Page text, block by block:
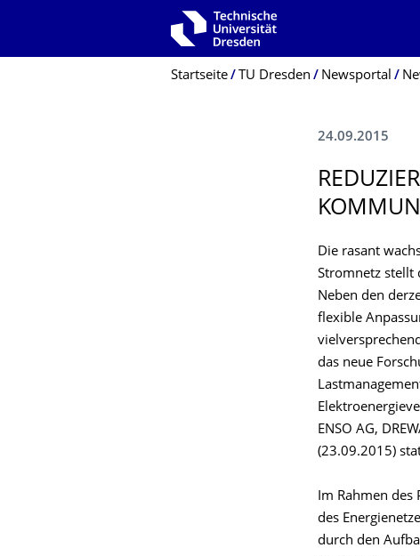
Zur Hauptnavigation springen
Breadcrumb-Menü
Startseite TU Dresden Newsportal
24.09.2015
Die rasant
Stromnetz stellt
Neben den
flexible
das neue
ENSO AG,
(23.09.2015)
Im Rahmen
des
durch den